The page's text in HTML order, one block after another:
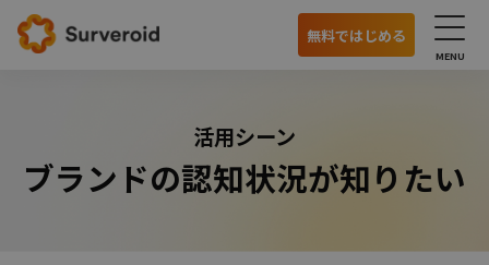
国内モニターアンケート
無料ではじめる
活用シーン
ブランドの認知状況が知りたい